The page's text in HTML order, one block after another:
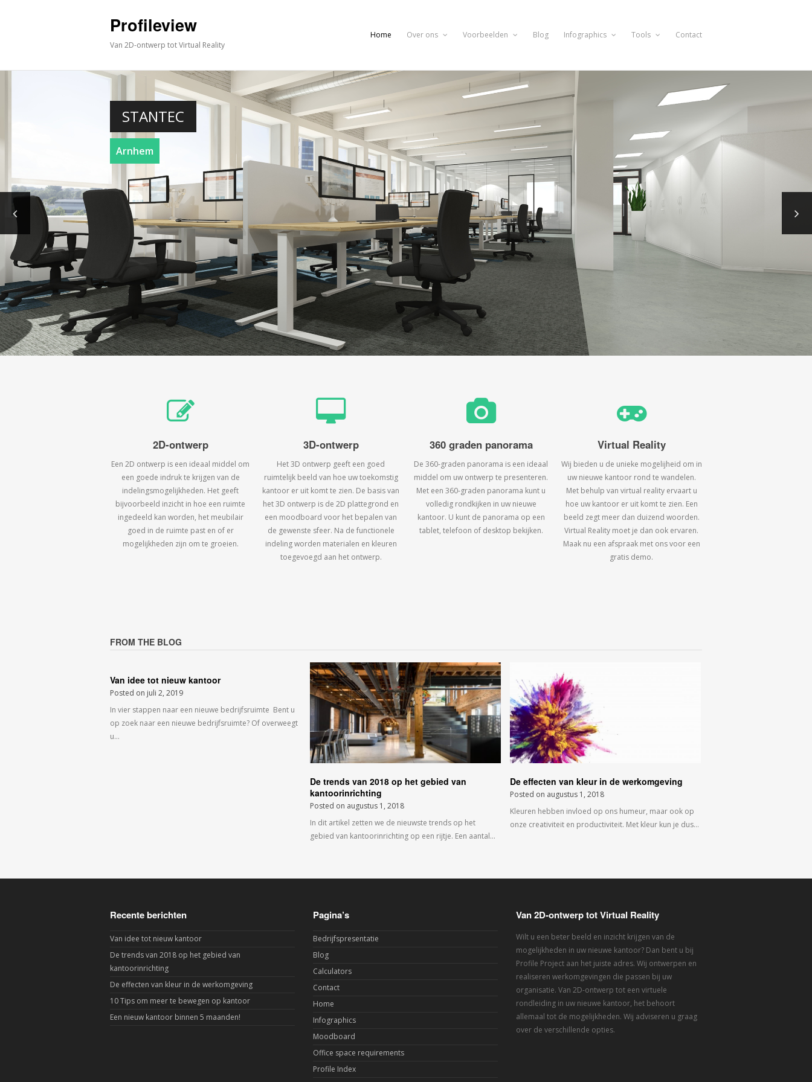
Profileview
Van 2D-ontwerp tot Virtual Reality
Home Over ons Voorbeelden Blog Infographics Tools Contact
STANTEC
Arnhem
2D-ontwerp
Een 2D ontwerp is een ideaal middel om
een goede indruk te krijgen van de
indelingsmogelijkheden. Het geeft
bijvoorbeeld inzicht in hoe een ruimte
ingedeeld kan worden, het meubilair
goed in de ruimte past en of er
mogelijkheden zijn om te groeien.
3D-ontwerp
Het 3D ontwerp geeft een goed
ruimtelijk beeld van hoe uw toekomstig
kantoor er uit komt te zien. De basis van
het 3D ontwerp is de 2D plattegrond en
een moodboard voor het bepalen van
de gewenste sfeer. Na de functionele
indeling worden materialen en kleuren
toegevoegd aan het ontwerp.
360 graden panorama
De 360-graden panorama is een ideaal
middel om uw ontwerp te presenteren.
Met een 360-graden panorama kunt u
volledig rondkijken in uw nieuwe
kantoor. U kunt de panorama op een
tablet, telefoon of desktop bekijken.
Virtual Reality
Wij bieden u de unieke mogelijheid om in
uw nieuwe kantoor rond te wandelen.
Met behulp van virtual reality ervaart u
hoe uw kantoor er uit komt te zien. Een
beeld zegt meer dan duizend woorden.
Virtual Reality moet je dan ook ervaren.
Maak nu een afspraak met ons voor een
gratis demo.
FROM THE BLOG
Van idee tot nieuw kantoor
Posted on juli 2, 2019
In vier stappen naar een nieuwe bedrijfsruimte Bent u
op zoek naar een nieuwe bedrijfsruimte? Of overweegt
u…
De trends van 2018 op het gebied van
kantoorinrichting
Posted on augustus 1, 2018
In dit artikel zetten we de nieuwste trends op het
gebied van kantoorinrichting op een rijtje. Een aantal…
De effecten van kleur in de werkomgeving
Posted on augustus 1, 2018
Kleuren hebben invloed op ons humeur, maar ook op
onze creativiteit en productiviteit. Met kleur kun je dus…
Recente berichten
Van idee tot nieuw kantoor
De trends van 2018 op het gebied van
kantoorinrichting
De effecten van kleur in de werkomgeving
10 Tips om meer te bewegen op kantoor
Een nieuw kantoor binnen 5 maanden!
Pagina’s
Bedrijfspresentatie
Blog
Calculators
Contact
Home
Infographics
Moodboard
Office space requirements
Profile Index
Van 2D-ontwerp tot Virtual Reality
Wilt u een beter beeld en inzicht krijgen van de
mogelijkheden in uw nieuwe kantoor? Dan bent u bij
Profile Project aan het juiste adres. Wij ontwerpen en
realiseren werkomgevingen die passen bij uw
organisatie. Van 2D-ontwerp tot een virtuele
rondleiding in uw nieuwe kantoor, het behoort
allemaal tot de mogelijkheden. Wij adviseren u graag
over de verschillende opties.